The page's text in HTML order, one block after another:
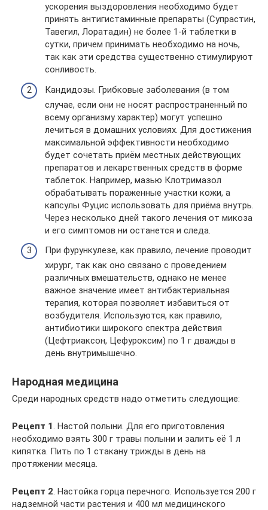
ускорения выздоровления необходимо будет
принять антигистаминные препараты (Супрастин,
Тавегил, Лоратадин) не более 1-й таблетки в
сутки, причем принимать необходимо на ночь,
так как эти средства существенно стимулируют
сонливость.
Кандидозы. Грибковые заболевания (в том
случае, если они не носят распространенный по
всему организму характер) могут успешно
лечиться в домашних условиях. Для достижения
максимальной эффективности необходимо
будет сочетать приём местных действующих
препаратов и лекарственных средств в форме
таблеток. Например, мазью Клотримазол
обрабатывать пораженные участки кожи, а
капсулы Фуцис использовать для приёма внутрь.
Через несколько дней такого лечения от микоза
и его симптомов ни останется и следа.
При фурункулезе, как правило, лечение проводит
хирург, так как оно связано с проведением
различных вмешательств, однако не менее
важное значение имеет антибактериальная
терапия, которая позволяет избавиться от
возбудителя. Используются, как правило,
антибиотики широкого спектра действия
(Цефтриаксон, Цефуроксим) по 1 г дважды в
день внутримышечно.
Народная медицина
Среди народных средств надо отметить следующие:
Рецепт 1. Настой полыни. Для его приготовления
необходимо взять 300 г травы полыни и залить её 1 л
кипятка. Пить по 1 стакану трижды в день на
протяжении месяца.
Рецепт 2. Настойка горца перечного. Используется 200 г
надземной части растения и 400 мл медицинского